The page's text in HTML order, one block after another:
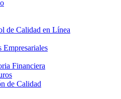
de Calidad en Línea
Empresariales
Financiera
de Calidad